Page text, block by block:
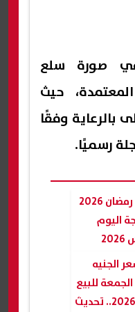
صورة سلع
حيث
بالرعاية وفقًا
رسميًا.
النهارده كام رمضان 2026
اليوم
الجنيه
للبيع
والشراء 6-3-2026.. تحديث